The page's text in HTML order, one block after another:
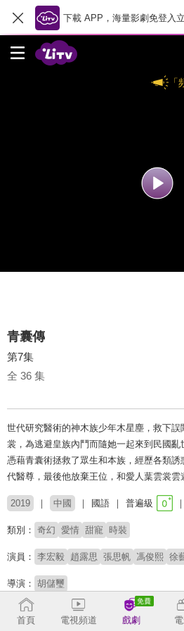
下載 APP，海量影劇免登入
青囊傳
第7集
全 36 集
世代研究醫術的神木族少年木星塵，救下
裳，為逃避皇族內鬥而隨她一起來到民國
憑藉青囊術拯救了眾生和本族，經歷各類
代醫尊，最後他放棄王位，和愛人葉雲裳雲
2019 中國 國語 普遍級
類別： 奇幻 愛情 甜寵 時裝
演員： 李宏毅 趙露思 張思帆 馮俊熙 徐
導演： 胡儲璽
首頁 電視頻道 戲劇